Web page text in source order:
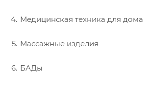
Медицинская техника для дома
Массажные изделия
БАДы